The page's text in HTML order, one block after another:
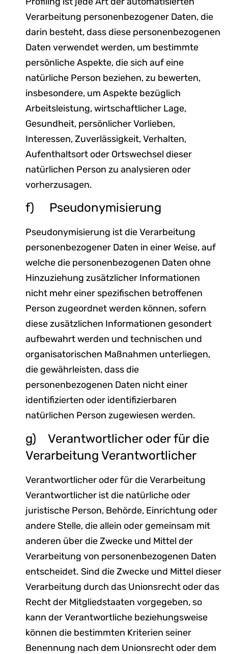
Verarbeitung personenbezogener Daten, die
darin besteht, dass diese personenbezogenen
Daten verwendet werden, um bestimmte
persönliche Aspekte, die sich auf eine
natürliche Person beziehen, zu bewerten,
insbesondere, um Aspekte bezüglich
Arbeitsleistung, wirtschaftlicher Lage,
Gesundheit, persönlicher Vorlieben,
Interessen, Zuverlässigkeit, Verhalten,
Aufenthaltsort oder Ortswechsel dieser
natürlichen Person zu analysieren oder
vorherzusagen.
f) Pseudonymisierung
Pseudonymisierung ist die Verarbeitung
personenbezogener Daten in einer Weise, auf
welche die personenbezogenen Daten ohne
Hinzuziehung zusätzlicher Informationen
nicht mehr einer spezifischen betroffenen
Person zugeordnet werden können, sofern
diese zusätzlichen Informationen gesondert
aufbewahrt werden und technischen und
organisatorischen Maßnahmen unterliegen,
die gewährleisten, dass die
personenbezogenen Daten nicht einer
identifizierten oder identifizierbaren
natürlichen Person zugewiesen werden.
g) Verantwortlicher oder für die
Verarbeitung Verantwortlicher
Verantwortlicher oder für die Verarbeitung
Verantwortlicher ist die natürliche oder
juristische Person, Behörde, Einrichtung oder
andere Stelle, die allein oder gemeinsam mit
anderen über die Zwecke und Mittel der
Verarbeitung von personenbezogenen Daten
entscheidet. Sind die Zwecke und Mittel dieser
Verarbeitung durch das Unionsrecht oder das
Recht der Mitgliedstaaten vorgegeben, so
kann der Verantwortliche beziehungsweise
können die bestimmten Kriterien seiner
Benennung nach dem Unionsrecht oder dem